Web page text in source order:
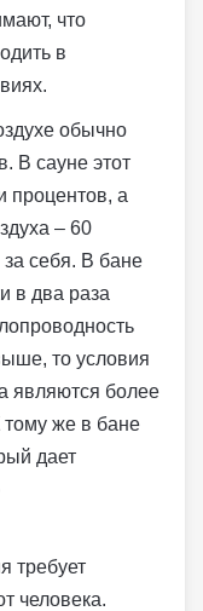
что
в
обычно
В сауне этот
процентов, а
– 60
себя. В бане
в два раза
то условия
являются более
тому же в бане
дает
требует
человека.